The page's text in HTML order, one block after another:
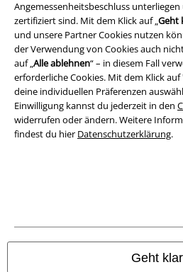
Angemessenheitsbeschluss
zertifiziert sind. Mit dem Klick auf „Geht
und unsere Partner Cookies nutzen
der Verwendung von Cookies auch
auf „Alle ablehnen“ – in diesem Fall
erforderliche Cookies. Mit dem Klick auf
deine individuellen Präferenzen
Einwilligung kannst du jederzeit in den
widerrufen oder ändern. Weitere
findest du hier Datenschutzerklärung.
Geht
Impressum
Datenschutz
Entsorgung und Umweltschutz
Konformitätserklärung
Information zur Barrierefreiheit
© 1986-2026 E.M.P. Merchandising